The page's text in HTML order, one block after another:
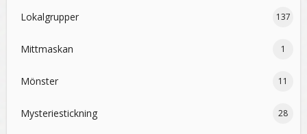
Lokalgrupper 137
Mittmaskan 1
Mönster 11
Mysteriestickning 28